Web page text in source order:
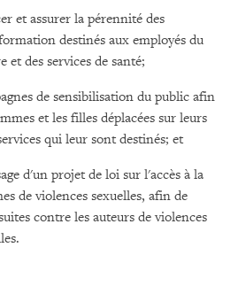
et assurer la pérennité des
destinés aux employés du
et des services de santé;
de sensibilisation du public afin
et les filles déplacées sur leurs
qui leur sont destinés; et
d'un projet de loi sur l'accès à la
de violences sexuelles, afin de
contre les auteurs de violences